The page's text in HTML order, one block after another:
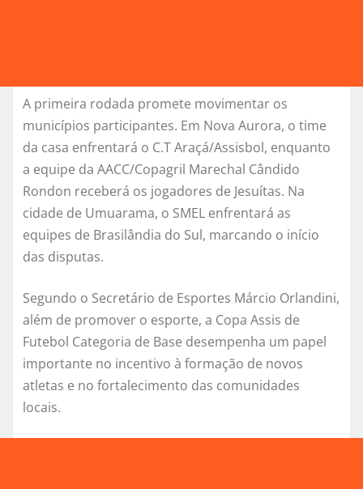
A primeira rodada promete movimentar os
municípios participantes. Em Nova Aurora, o time
da casa enfrentará o C.T Araçá/Assisbol, enquanto
a equipe da AACC/Copagril Marechal Cândido
Rondon receberá os jogadores de Jesuítas. Na
cidade de Umuarama, o SMEL enfrentará as
equipes de Brasilândia do Sul, marcando o início
das disputas.
Segundo o Secretário de Esportes Márcio Orlandini,
além de promover o esporte, a Copa Assis de
Futebol Categoria de Base desempenha um papel
importante no incentivo à formação de novos
atletas e no fortalecimento das comunidades
locais.